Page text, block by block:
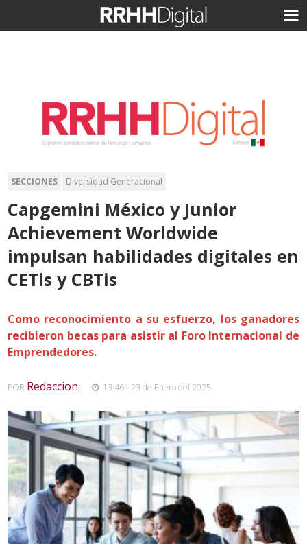
SECCIONES Diversidad Generacional
Capgemini México y Junior
Achievement Worldwide
impulsan habilidades digitales en
CETis y CBTis
Como reconocimiento a su esfuerzo, los ganadores
recibieron becas para asistir al Foro Internacional de
Emprendedores.
POR Redaccion, 13:46 - 23 de Enero del 2025